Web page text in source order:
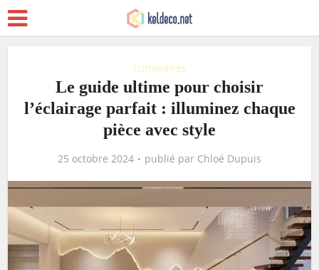
Luminaires
Le guide ultime pour choisir
l’éclairage parfait : illuminez chaque
pièce avec style
25 octobre 2024 publié par Chloé Dupuis